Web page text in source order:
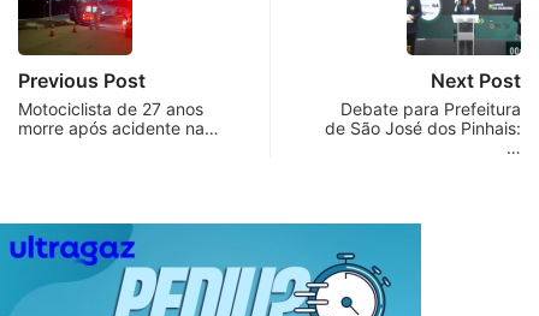
Previous Post
Motociclista de 27 anos
morre após acidente na…
Next Post
Debate para Prefeitura
de São José dos Pinhais:
…